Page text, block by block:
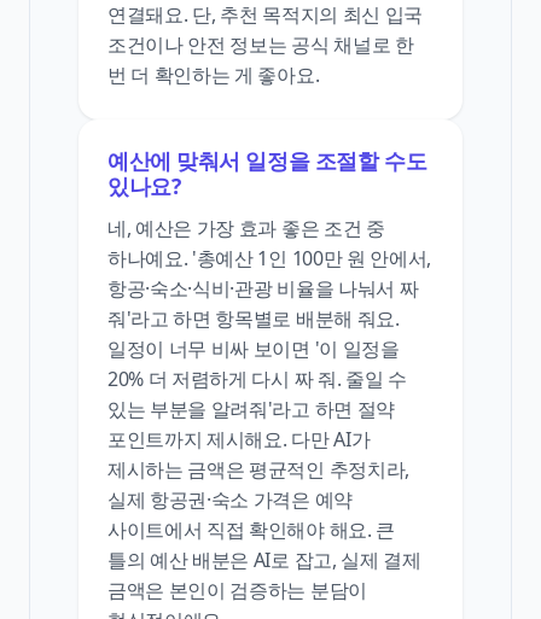
연결돼요. 단, 추천 목적지의 최신 입국
조건이나 안전 정보는 공식 채널로 한
번 더 확인하는 게 좋아요.
예산에 맞춰서 일정을 조절할 수도
있나요?
네, 예산은 가장 효과 좋은 조건 중
하나예요. '총예산 1인 100만 원 안에서,
항공·숙소·식비·관광 비율을 나눠서 짜
줘'라고 하면 항목별로 배분해 줘요.
일정이 너무 비싸 보이면 '이 일정을
20% 더 저렴하게 다시 짜 줘. 줄일 수
있는 부분을 알려줘'라고 하면 절약
포인트까지 제시해요. 다만 AI가
제시하는 금액은 평균적인 추정치라,
실제 항공권·숙소 가격은 예약
사이트에서 직접 확인해야 해요. 큰
틀의 예산 배분은 AI로 잡고, 실제 결제
금액은 본인이 검증하는 분담이